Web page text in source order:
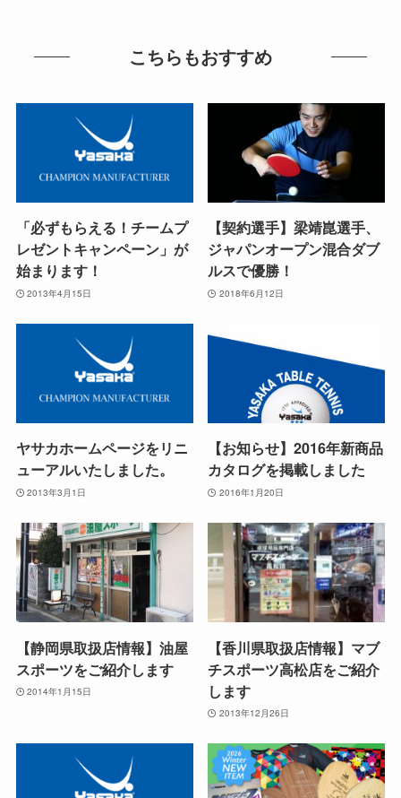
こちらもおすすめ
「必ずもらえる！チームプ
レゼントキャンペーン」が
始まります！
2013年4月15日
【契約選手】梁靖崑選手、
ジャパンオープン混合ダブ
ルスで優勝！
2018年6月12日
ヤサカホームページをリニ
ューアルいたしました。
2013年3月1日
【お知らせ】2016年新商品
カタログを掲載しました
2016年1月20日
【静岡県取扱店情報】油屋
スポーツをご紹介します
2014年1月15日
【香川県取扱店情報】マブ
チスポーツ高松店をご紹介
します
2013年12月26日